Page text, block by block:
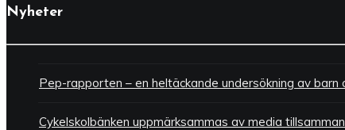
Nyheter
Pep-rapporten – en heltäckande undersökning av barn
Cykelskolbänken uppmärksammas av media